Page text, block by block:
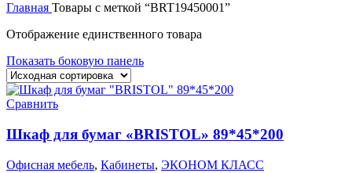
Главная Товары с меткой “BRT19450001”
Отображение единственного товара
Показать боковую панель
Сравнить
Шкаф для бумаг «BRISTOL» 89*45*200
Офисная мебель, Кабинеты, ЭКОНОМ КЛАСС